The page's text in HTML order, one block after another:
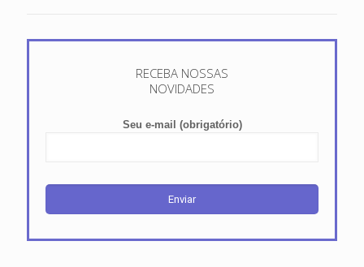
RECEBA NOSSAS
NOVIDADES
Seu e-mail (obrigatório)